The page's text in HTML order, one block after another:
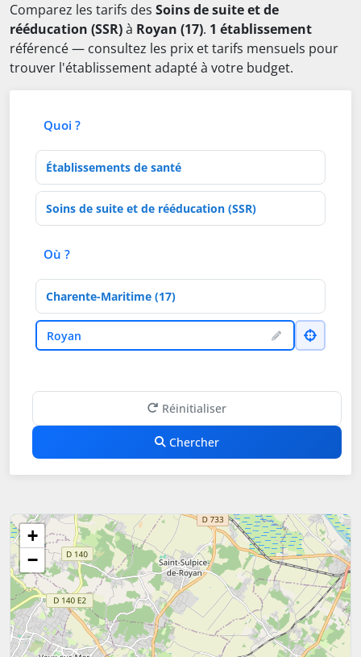
Comparez les tarifs des Soins de suite et de
rééducation (SSR)à Royan (17). 1 établissement
référencé — consultez les prix et tarifs mensuels pour
trouver l'établissement adapté à votre budget.
Quoi ?
Type d'établissement
Activités de soins
Où ?
Département
VilleRoyan
Réinitialiser
Chercher
+
−